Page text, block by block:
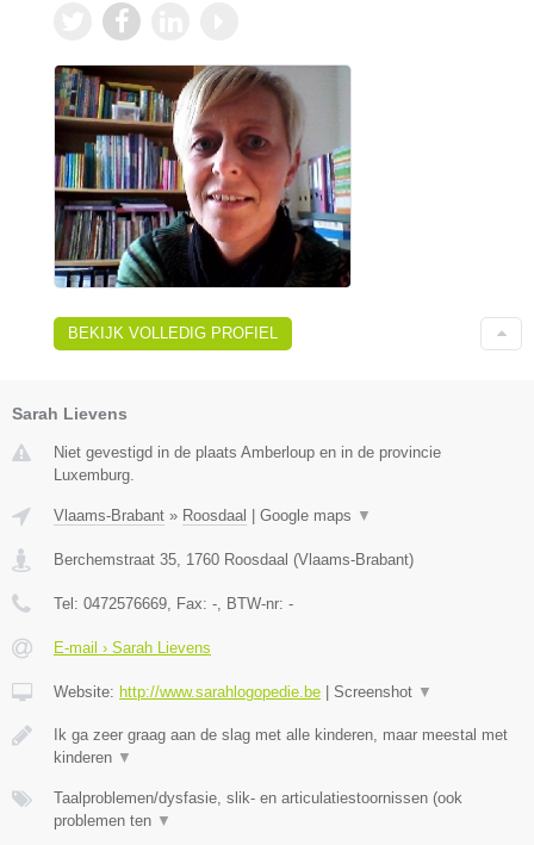
BEKIJK VOLLEDIG PROFIEL
Sarah Lievens
Niet gevestigd in de plaats Amberloup en in de provincie
Luxemburg.
Vlaams-Brabant » Roosdaal | Google maps ▼
Berchemstraat 35 1760 Roosdaal (Vlaams-Brabant)
Tel: 0472576669 , Fax: - , BTW-nr: -
E-mail › Sarah Lievens
Website: http://www.sarahlogopedie.be | Screenshot ▼
Ik ga zeer graag aan de slag met alle kinderen, maar meestal met
kinderen ▼
Taalproblemen/dysfasie, slik- en articulatiestoornissen (ook
problemen ten ▼